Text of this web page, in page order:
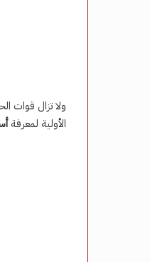
ولا تزال قوات
الأولية لمعرفة